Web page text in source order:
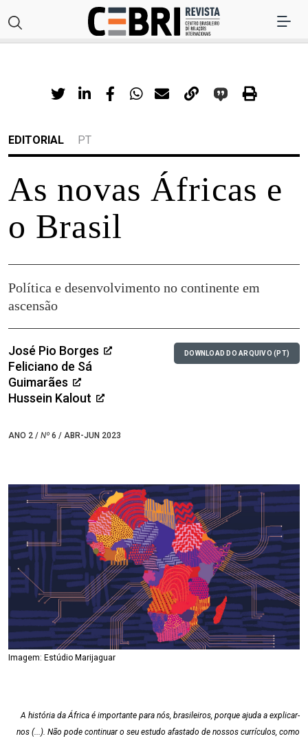
EDITORIAL PT
As novas Áfricas e
o Brasil
Política e desenvolvimento no continente em
ascensão
José Pio Borges
Feliciano de Sá
Guimarães
Hussein Kalout
ANO 2 / Nº 6 / ABR-JUN 2023
DOWNLOAD DO ARQUIVO (PT)
Imagem: Estúdio Marijaguar
A história da África é importante para nós, brasileiros, porque ajuda a explicar-
nos (...). Não pode continuar o seu estudo afastado de nossos currículos, como